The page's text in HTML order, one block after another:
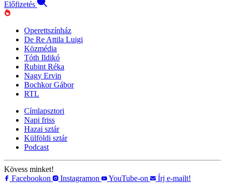
Előfizetés
Operettszínház
De Re Attila Luigi
Közmédia
Tóth Ildikó
Rubint Réka
Nagy Ervin
Bochkor Gábor
RTL
Címlapsztori
Napi friss
Hazai sztár
Külföldi sztár
Podcast
Kövess minket!
Facebookon
Instagramon YouTube-on Írj e-mailt!